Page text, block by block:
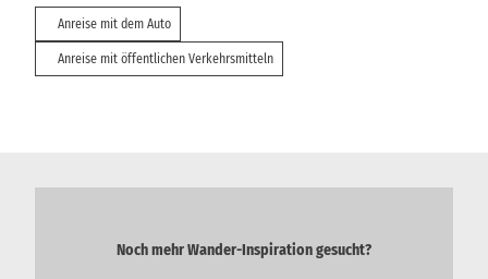
Anreise mit dem Auto
Anreise mit öffentlichen Verkehrsmitteln
Noch mehr Wander-Inspiration gesucht?